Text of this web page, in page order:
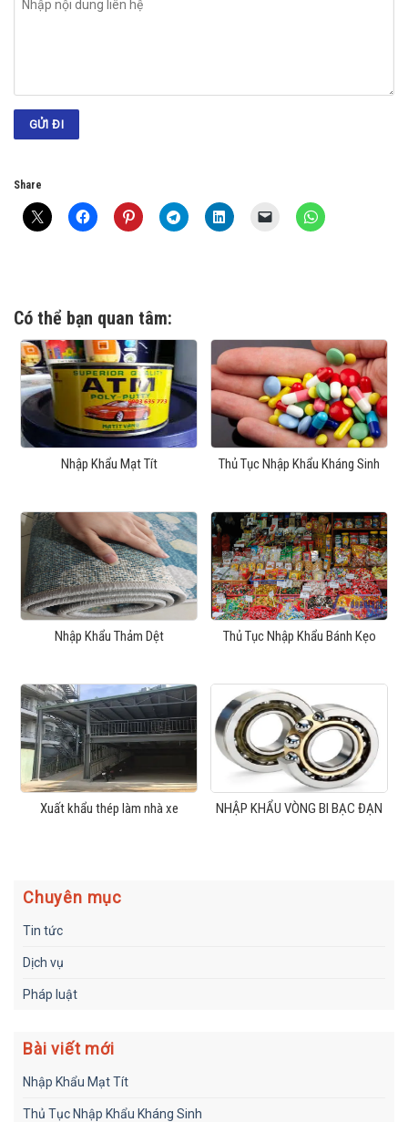
Share
Có thể bạn quan tâm:
Nhập Khẩu Mạt Tít Thủ Tục Nhập Khẩu Kháng Sinh
Nhập Khẩu Thảm Dệt Thủ Tục Nhập Khẩu Bánh Kẹo
Xuất khẩu thép làm nhà xe NHẬP KHẨU VÒNG BI BẠC ĐẠN
Chuyên mục
Tin tức
Dịch vụ
Pháp luật
Bài viết mới
Nhập Khẩu Mạt Tít
Thủ Tục Nhập Khẩu Kháng Sinh